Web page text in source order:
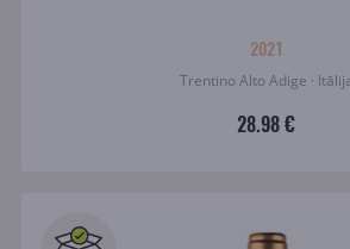
2021
Trentino Alto Adige ·
28.98 €